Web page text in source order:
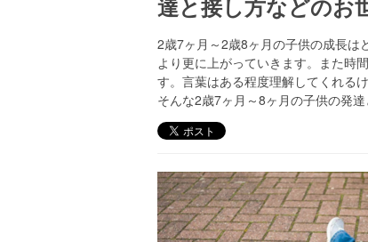
達と接し方などのお
2歳7ヶ月～2歳8ヶ月の子供の成長は
より更に上がっていきます。また時
す。言葉はある程度理解してくれる
そんな2歳7ヶ月～8ヶ月の子供の発